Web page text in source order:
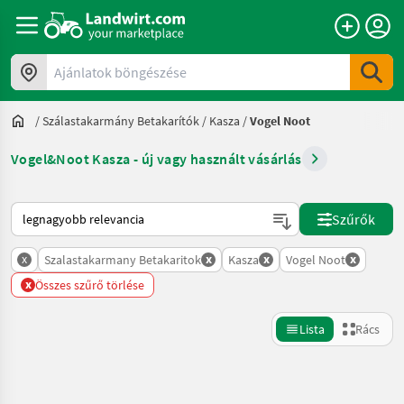
Ajánlatok böngészése
/Szálastakarmány Betakarítók / Kasza /Vogel Noot
Vogel&Noot Kasza - új vagy használt vásárlás
Így van sorba rendezve a Landwirt.com-on
Szűrők
x Szalastakarmany Betakaritok x Kasza x Vogel Noot x
x Összes szűrő törlése
Lista Rács